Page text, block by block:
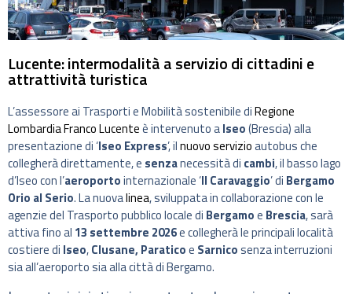
Lucente: intermodalità a servizio di cittadini e
attrattività turistica
L’assessore ai Trasporti e Mobilità sostenibile diRegione
LombardiaFranco Lucenteè intervenuto aIseo(Brescia) alla
presentazione di ‘Iseo Express’, ilnuovo servizioautobus che
collegherà direttamente, e senzanecessità di cambi, il basso lago
d’Iseo con l’aeroportointernazionale ‘Il Caravaggio’ di Bergamo
Orio al Serio. La nuovalinea, sviluppata in collaborazione con le
agenzie del Trasporto pubblico locale di Bergamoe Brescia, sarà
attiva fino al 13 settembre 2026e collegherà le principali località
costiere di Iseo,Clusane, Paraticoe Sarnicosenza interruzioni
sia all’aeroporto sia alla città di Bergamo.